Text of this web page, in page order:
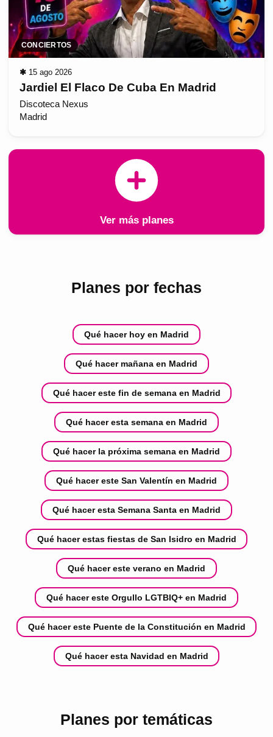
CONCIERTOS
✱ 15 ago 2026
Jardiel El Flaco De Cuba En Madrid
Discoteca Nexus
Madrid
Ver más planes
Planes por fechas
Qué hacer hoy en Madrid
Qué hacer mañana en Madrid
Qué hacer este fin de semana en Madrid
Qué hacer esta semana en Madrid
Qué hacer la próxima semana en Madrid
Qué hacer este San Valentín en Madrid
Qué hacer esta Semana Santa en Madrid
Qué hacer estas fiestas de San Isidro en Madrid
Qué hacer este verano en Madrid
Qué hacer este Orgullo LGTBIQ+ en Madrid
Qué hacer este Puente de la Constitución en Madrid
Qué hacer esta Navidad en Madrid
Planes por temáticas